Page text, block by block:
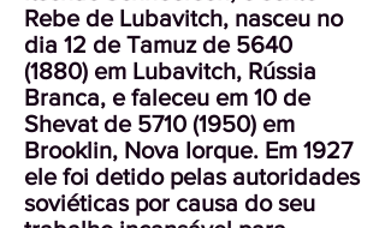
Rebe de Lubavitch, nasceu no
dia 12 de Tamuz de 5640
(1880) em Lubavitch, Rússia
Branca, e faleceu em 10 de
Shevat de 5710 (1950) em
Brooklin, Nova Iorque. Em 1927
ele foi detido pelas autoridades
soviéticas por causa do seu